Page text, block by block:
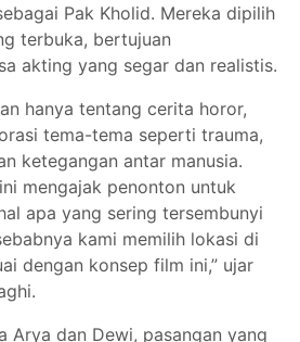
Pak Kholid. Mereka dipilih
terbuka, bertujuan
akting yang segar dan realistis.
hanya tentang cerita horor,
tema-tema seperti trauma,
ketegangan antar manusia.
mengajak penonton untuk
apa yang sering tersembunyi
kami memilih lokasi di
dengan konsep film ini,” ujar
Arya dan Dewi, pasangan yang